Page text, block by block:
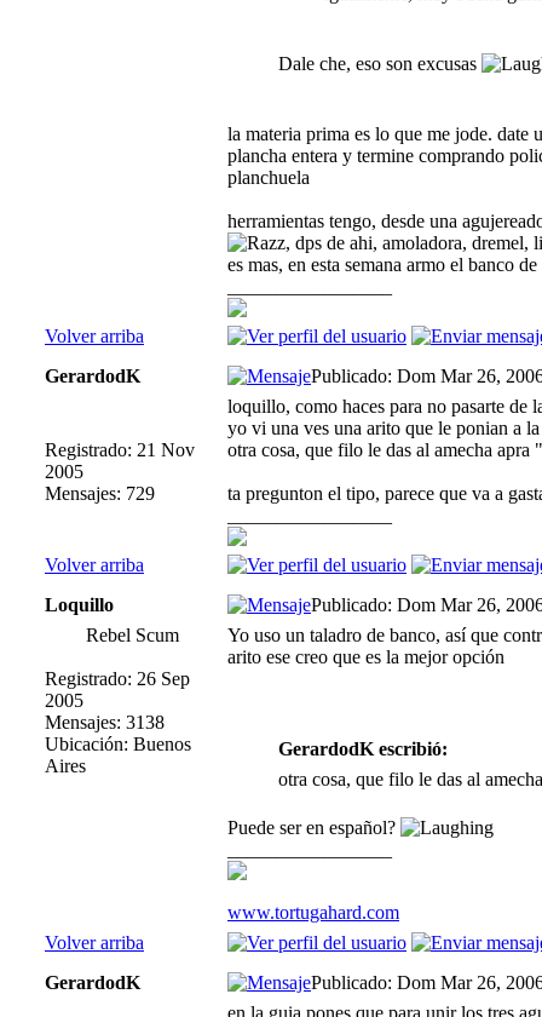
Dale che, eso son excusas
la materia prima es lo que me jode. date
plancha entera y termine comprando
planchuela
herramientas tengo, desde una
, dps de ahi, amoladora, dremel,
es mas, en esta semana armo el banco
Volver arriba
GerardodK
Publicado: Dom Mar 26,
Registrado: 21 Nov
2005
Mensajes: 729
loquillo, como haces para no pasarte de
yo vi una ves una arito que le ponian a
otra cosa, que filo le das al amecha
ta pregunton el tipo, parece que va a
Volver arriba
Loquillo
Publicado: Dom Mar 26,
Rebel Scum
Registrado: 26 Sep
2005
Mensajes: 3138
Ubicación: Buenos
Aires
Yo uso un taladro de banco, así que
arito ese creo que es la mejor opción
GerardodK escribió:
otra cosa, que filo le das al
Puede ser en español?
www.tortugahard.com
Volver arriba
GerardodK
Publicado: Dom Mar 26,
en la guia pones que para unir los tres